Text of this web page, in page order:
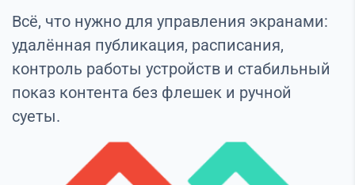
Всё, что нужно для управления экранами:
удалённая публикация, расписания,
контроль работы устройств и стабильный
показ контента без флешек и ручной
суеты.